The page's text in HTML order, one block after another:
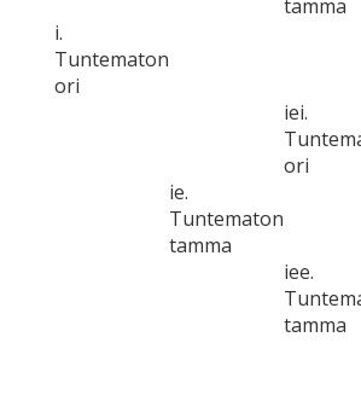
i.
Tuntematon
ori
tamma
ie.
Tuntematon
tamma
iei.
ori
iee.
tamma